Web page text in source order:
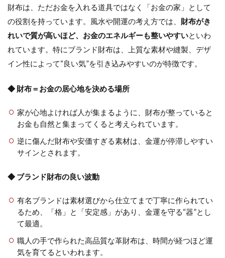
財布は、ただお金を入れる道具ではなく「お金の家」として
の役割を持っています。風水や開運の考え方では、 財布がき
れいで質が高いほど、お金のエネルギーも整いやすいといわ
れています。特にブランド財布は、上質な素材や縫製、デザ
イン性によって“良い気”を引き込みやすいのが特徴です。
◆ 財布＝お金の居心地を決める場所
家が心地よければ人が集まるように、財布が整っていると
お金も自然と集まってくると考えられています。
逆に傷んだ財布や安価すぎる素材は、金運が停滞しやすい
サインとされます。
◆ ブランド財布の良い波動
有名ブランドは素材選びから仕立てまで丁寧に作られてい
るため、「格」と「安定感」があり、金運を守る“器”とし
て最適。
職人の手で作られた高品質な革財布は、時間が経つほど運
気を育てるといわれます。